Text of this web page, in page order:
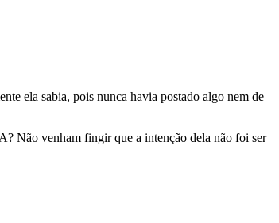
ela sabia, pois nunca havia postado algo nem de
Não venham fingir que a intenção dela não foi ser